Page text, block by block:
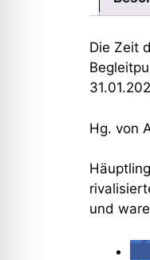
Die Zeit
Hg. von
und